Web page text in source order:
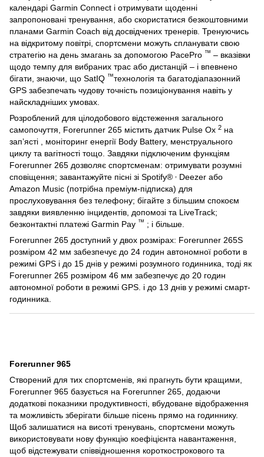
календарі Garmin Connect і отримувати щоденні
запропоновані тренування, або скористатися безкоштовними
планами Garmin Coach від досвідчених тренерів. Тренуючись
на відкритому повітрі, спортсмени можуть спланувати свою
стратегію на день змагань за допомогою PacePro ™ – вказівки
щодо темпу для вибраних трас або дистанцій – і впевнено
бігати, знаючи, що SatIQ ™технологія та багатодіапазонний
GPS забезпечать чудову точність позиціонування навіть у
найскладніших умовах.
Розроблений для цілодобового відстеження загального
самопочуття, Forerunner 265 містить датчик Pulse Ox 2 на
зап’ясті , моніторинг енергії Body Battery, менструального
циклу та вагітності тощо. Завдяки підключеним функціям
Forerunner 265 дозволяє спортсменам: отримувати розумні
сповіщення; завантажуйте пісні зі Spotify®
Deezer або
Amazon Music (потрібна преміум-підписка) для
прослуховування без телефону; бігайте з більшим спокоєм
завдяки виявленню інцидентів, допомозі та LiveTrack;
безконтактні платежі Garmin Pay ™ ; і більше.
Forerunner 265 доступний у двох розмірах: Forerunner 265S
розміром 42 мм забезпечує до 24 годин автономної роботи в
режимі GPS і до 15 днів у режимі розумного годинника, тоді як
Forerunner 265 розміром 46 мм забезпечує до 20 годин
автономної роботи в режимі GPS. і до 13 днів у режимі смарт-
годинника.
Forerunner 965
Створений для тих спортсменів, які прагнуть бути кращими,
Forerunner 965 базується на Forerunner 265, додаючи
додаткові показники продуктивності, вбудоване відображення
та можливість зберігати більше пісень прямо на годиннику.
Щоб залишатися на висоті тренувань, спортсмени можуть
використовувати нову функцію коефіцієнта навантаження,
щоб відстежувати співвідношення короткострокового та